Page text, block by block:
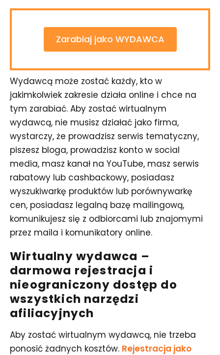
Zarabiaj jako WYDAWCA
Wydawcą może zostać każdy, kto w
jakimkolwiek zakresie działa online i chce na
tym zarabiać. Aby zostać wirtualnym
wydawcą, nie musisz działać jako firma,
wystarczy, że prowadzisz serwis tematyczny,
piszesz bloga, prowadzisz konto w social
media, masz kanał na YouTube, masz serwis
rabatowy lub cashbackowy, posiadasz
wyszukiwarkę produktów lub porównywarkę
cen, posiadasz legalną bazę mailingową,
komunikujesz się z odbiorcami lub znajomymi
przez maila i komunikatory online.
Wirtualny wydawca –
darmowa rejestracja i
nieograniczony dostęp do
wszystkich narzędzi
afiliacyjnych
Aby zostać wirtualnym wydawcą, nie trzeba
ponosić żadnych kosztów. Rejestracja jako